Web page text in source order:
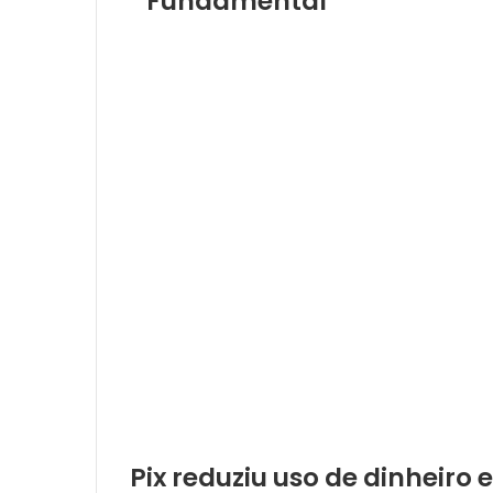
Pix reduziu uso de dinheiro